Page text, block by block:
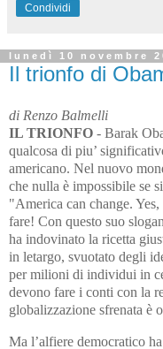
Condividi
lunedì 10 novembre
Il trionfo di
di Renzo Balmelli
IL TRIONFO - Barak
qualcosa di piu’
americano. Nel nuovo
che nulla è impossibile se
"America can change.
fare! Con questo suo
ha indovinato la ricetta
in letargo, svuotato degli
per milioni di individui in
devono fare i conti con la
globalizzazione sfrenata è
Ma l’alfiere democratico